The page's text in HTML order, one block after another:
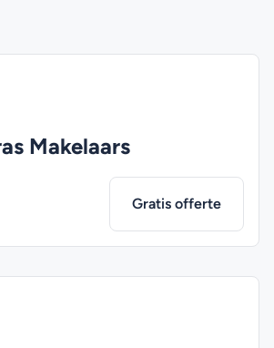
Makelaars
Gratis offerte